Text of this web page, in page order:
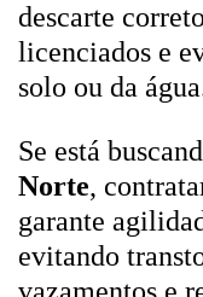
descarte
licenciados e
solo ou da
Se está
Norte,
garante
evitando